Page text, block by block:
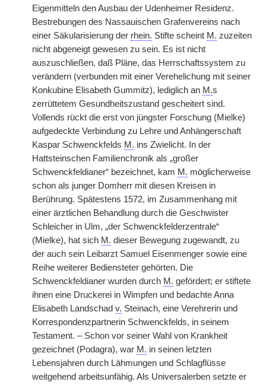
Eigenmitteln den Ausbau der Udenheimer Residenz.
Bestrebungen des Nassauischen Grafenvereins nach
einer Säkularisierung der rhein. Stifte scheint M. zuzeiten
nicht abgeneigt gewesen zu sein. Es ist nicht
auszuschließen, daß Pläne, das Herrschaftssystem zu
verändern (verbunden mit einer Verehelichung mit seiner
Konkubine Elisabeth Gummitz), lediglich an M.s
zerrüttetem Gesundheitszustand gescheitert sind.
Vollends rückt die erst von jüngster Forschung (Mielke)
aufgedeckte Verbindung zu Lehre und Anhängerschaft
Kaspar Schwenckfelds M. ins Zwielicht. In der
Hattsteinschen Familienchronik als „großer
Schwenckfeldianer“ bezeichnet, kam M. möglicherweise
schon als junger Domherr mit diesen Kreisen in
Berührung. Spätestens 1572, im Zusammenhang mit
einer ärztlichen Behandlung durch die Geschwister
Schleicher in Ulm, „der Schwenckfelderzentrale“
(Mielke), hat sich M. dieser Bewegung zugewandt, zu
der auch sein Leibarzt Samuel Eisenmenger sowie eine
Reihe weiterer Bediensteter gehörten. Die
Schwenckfeldianer wurden durch M. gefördert; er stiftete
ihnen eine Druckerei in Wimpfen und bedachte Anna
Elisabeth Landschad v. Steinach, eine Verehrerin und
Korrespondenzpartnerin Schwenckfelds, in seinem
Testament. – Schon vor seiner Wahl von Krankheit
gezeichnet (Podagra), war M. in seinen letzten
Lebensjahren durch Lähmungen und Schlagflüsse
weitgehend arbeitsunfähig. Als Universalerben setzte er